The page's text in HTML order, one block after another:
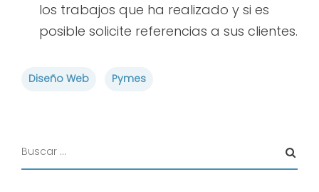
los trabajos que ha realizado y si es
posible solicite referencias a sus clientes.
Diseño Web Pymes